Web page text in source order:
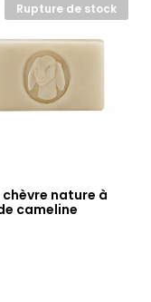
Rupture de stock
chèvre nature à
cameline